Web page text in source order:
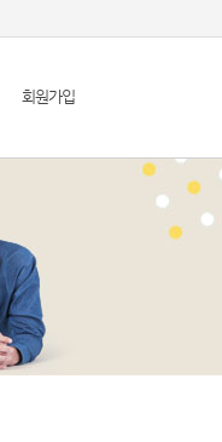
회원가입